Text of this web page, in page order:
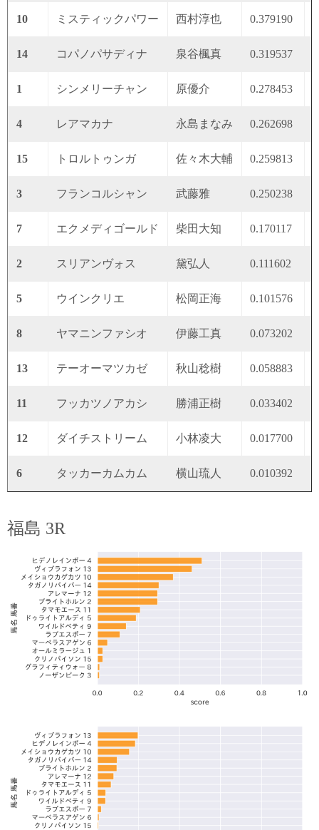
10 ミスティックパワー 西村淳也 0.379190
14 コパノパサディナ 泉谷楓真 0.319537
1 シンメリーチャン 原優介 0.278453
4 レアマカナ 永島まなみ 0.262698
15 トロルトゥンガ 佐々木大輔 0.259813
3 フランコルシャン 武藤雅 0.250238
7 エクメディゴールド 柴田大知 0.170117
2 スリアンヴォス 黛弘人 0.111602
5 ウインクリエ 松岡正海 0.101576
8 ヤマニンファシオ 伊藤工真 0.073202
13 テーオーマツカゼ 秋山稔樹 0.058883
11 フッカツノアカシ 勝浦正樹 0.033402
12 ダイチストリーム 小林凌大 0.017700
6 タッカーカムカム 横山琉人 0.010392
福島 3R